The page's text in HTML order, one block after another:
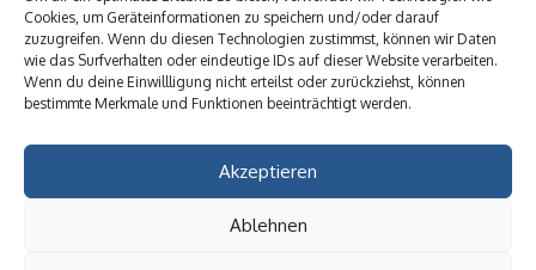
Cookies, um Geräteinformationen zu speichern und/oder darauf
zuzugreifen. Wenn du diesen Technologien zustimmst, können wir Daten
wie das Surfverhalten oder eindeutige IDs auf dieser Website verarbeiten.
Wenn du deine Einwillligung nicht erteilst oder zurückziehst, können
bestimmte Merkmale und Funktionen beeinträchtigt werden.
Akzeptieren
Ablehnen
Hilton Worldwide: Eine Ikone der globalen
Hotellerie im Wandel der Zeit